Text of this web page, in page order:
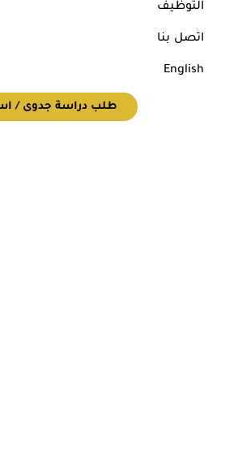
التوظيف
اتصل بنا
English
طلب دراسة جدوى /